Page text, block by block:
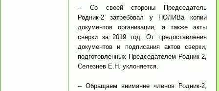
-- Со своей стороны Председатель
Родник-2 затребовал у ПОЛИВа копии
документов организации, а также акты
сверки за 2019 год. От предоставления
документов и подписания актов сверки,
подготовленных Председателем Родник-2,
Селезнев Е.Н. уклоняется.
-- Обращаем внимание членов Родник-2,